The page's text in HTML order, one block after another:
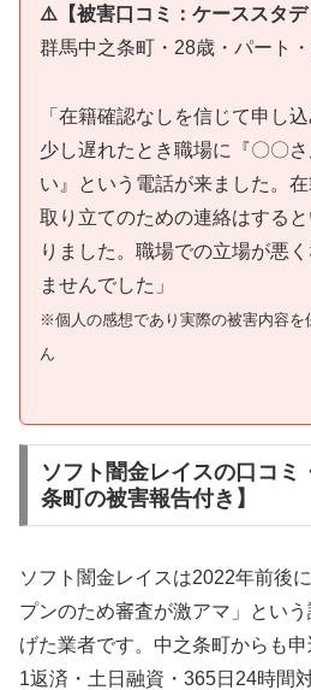
⚠️【被害口コミ：ケーススタデ
群馬中之条町・28歳・パート
「在籍確認なしを信じて申し
少し遅れたとき職場に『〇〇
い』という電話が来ました。
取り立てのための連絡はする
りました。職場での立場が悪
ませんでした」
※個人の感想であり実際の被害内容を
ん
ソフト闇金レイスの口コミ
条町の被害報告付き】
ソフト闇金レイスは2022年前後
プンのため審査が激アマ」とい
げた業者です。中之条町からも
1返済・土日融資・365日24時間